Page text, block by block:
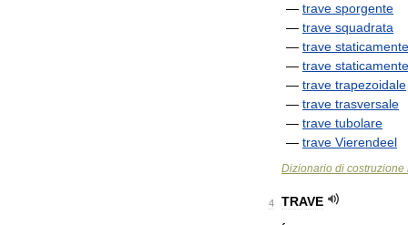
— trave sporgente
— trave squadrata
— trave staticamente
— trave staticamente
— trave trapezoidale
— trave trasversale
— trave tubolare
— trave Vierendeel
Dizionario di costruzione
4
TRAVE